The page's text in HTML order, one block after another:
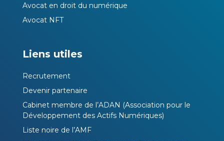
Avocat en droit du numérique
Avocat NFT
Liens utiles
Recrutement
Devenir partenaire
Cabinet membre de l’ADAN (Association pour le
Développement des Actifs Numériques)
Liste noire de l’AMF